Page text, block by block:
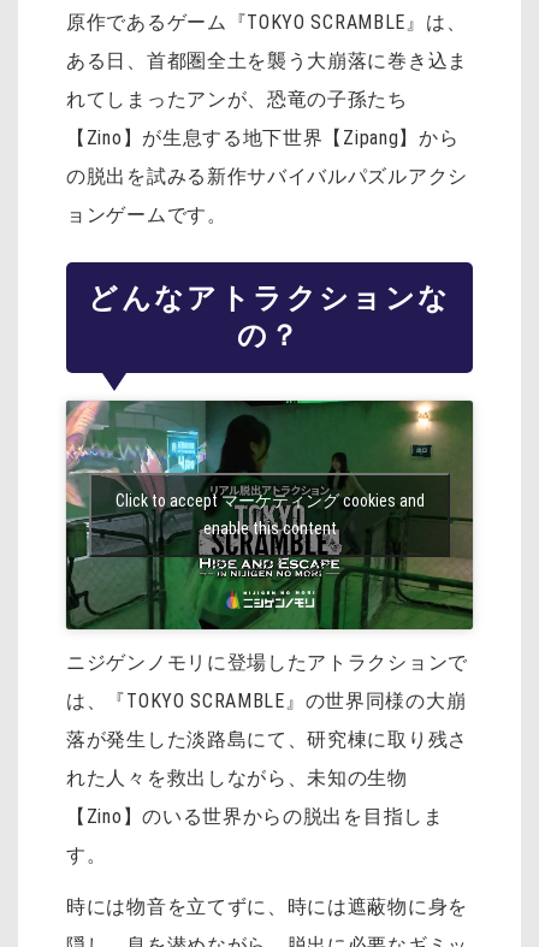
原作であるゲーム『TOKYO SCRAMBLE』は、
ある日、首都圏全土を襲う大崩落に巻き込ま
れてしまったアンが、恐竜の子孫たち
【Zino】が生息する地下世界【Zipang】から
の脱出を試みる新作サバイバルパズルアクシ
ョンゲームです。
どんなアトラクションな
の？
Click to accept マーケティング cookies and
enable this content
ニジゲンノモリに登場したアトラクションで
は、『TOKYO SCRAMBLE』の世界同様の大崩
落が発生した淡路島にて、研究棟に取り残さ
れた人々を救出しながら、未知の生物
【Zino】のいる世界からの脱出を目指しま
す。
時には物音を立てずに、時には遮蔽物に身を